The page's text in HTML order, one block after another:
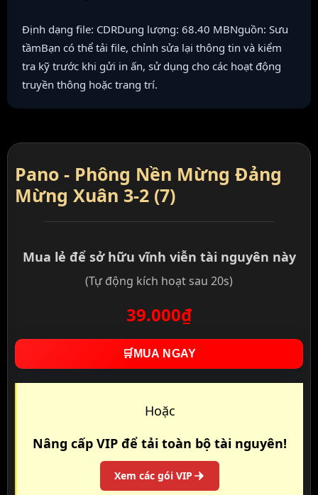
Định dạng file: CDRDung lượng: 68.40 MBNguồn: Sưu
tầmBạn có thể tải file, chỉnh sửa lại thông tin và kiểm
tra kỹ trước khi gửi in ấn, sử dụng cho các hoạt động
truyền thông hoặc trang trí.
Pano - Phông Nền Mừng Đảng
Mừng Xuân 3-2 (7)
Mua lẻ để sở hữu vĩnh viễn tài nguyên này
(Tự động kích hoạt sau 20s)
39.000₫
🛒 MUA NGAY
Hoặc
Nâng cấp VIP để tải toàn bộ tài nguyên!
Xem các gói VIP